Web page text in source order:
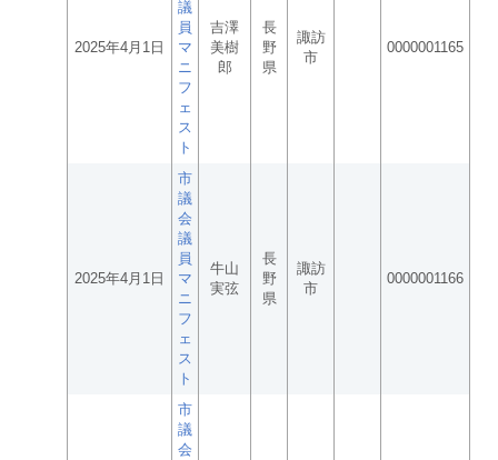
2025年4月1日
議
員
マ
ニ
フ
ェ
ス
ト
吉澤
美樹
郎
長
野
県
諏訪
市
0000001165
2025年4月1日
市
議
会
議
員
マ
ニ
フ
ェ
ス
ト
牛山
実弦
長
野
県
諏訪
市
0000001166
市
議
会